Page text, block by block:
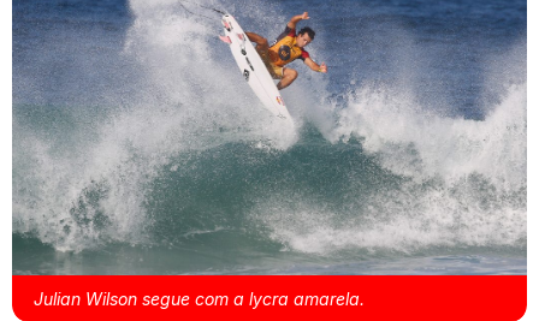
Julian Wilson segue com a lycra amarela.